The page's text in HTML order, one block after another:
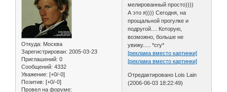
Откуда: Москва
Зарегистрирован: 2005-03-23
Приглашений: 0
Сообщений: 4332
Уважение: [+0/-0]
Позитив: [+0/-0]
Провел на форуме:
мелированный просто))))
А это я)))) Сегодня, на
прощальной прогулке и
подругой.... Которую,
возможно, больше не
увижу..... *cry*
[реклама вместо картинки]
[реклама вместо картинки]
Отредактировано Lois Lain
(2006-06-03 18:22:49)